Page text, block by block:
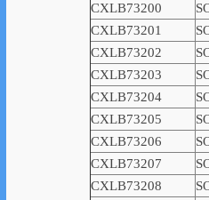
CXLB73200
CXLB73201
CXLB73202
CXLB73203
CXLB73204
CXLB73205
CXLB73206
CXLB73207
CXLB73208